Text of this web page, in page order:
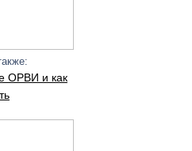
ОРВИ и как